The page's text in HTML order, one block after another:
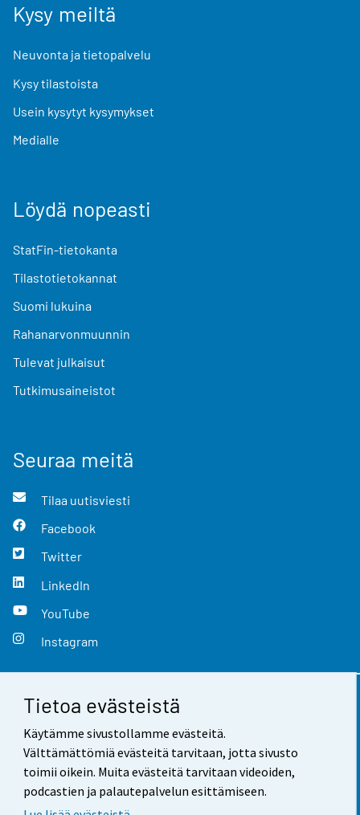
Tietoa evästeistä
Käytämme sivustollamme evästeitä.
Välttämättömiä evästeitä tarvitaan, jotta sivusto
toimii oikein. Muita evästeitä tarvitaan videoiden,
podcastien ja palautepalvelun esittämiseen.
Kysy meiltä
Neuvonta ja tietopalvelu
Kysy tilastoista
Usein kysytyt kysymykset
Medialle
Löydä nopeasti
StatFin-tietokanta
Tilastotietokannat
Suomi lukuina
Rahanarvonmuunnin
Tulevat julkaisut
Tutkimusaineistot
Seuraa meitä
Tilaa uutisviesti
Facebook
Twitter
LinkedIn
YouTube
Instagram
Yhteystiedot
Palaute
Käyttöehdot